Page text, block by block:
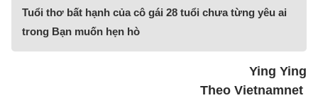
Tuổi thơ bất hạnh của cô gái 28 tuổi chưa từng yêu ai
trong Bạn muốn hẹn hò
Ying Ying
Theo Vietnamnet